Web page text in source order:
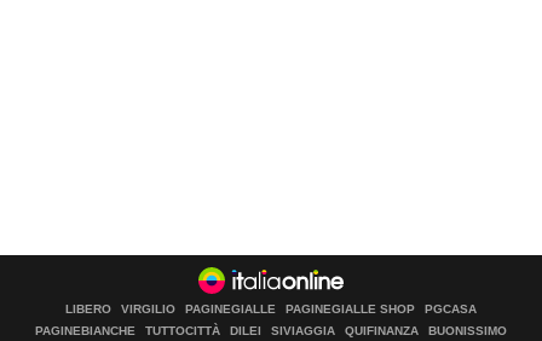
LIBERO VIRGILIO PAGINEGIALLE PAGINEGIALLE SHOP
PGCASA
PAGINEBIANCHE
TUTTOCITTÀ DILEI SIVIAGGIA QUIFINANZA BUONISSIMO